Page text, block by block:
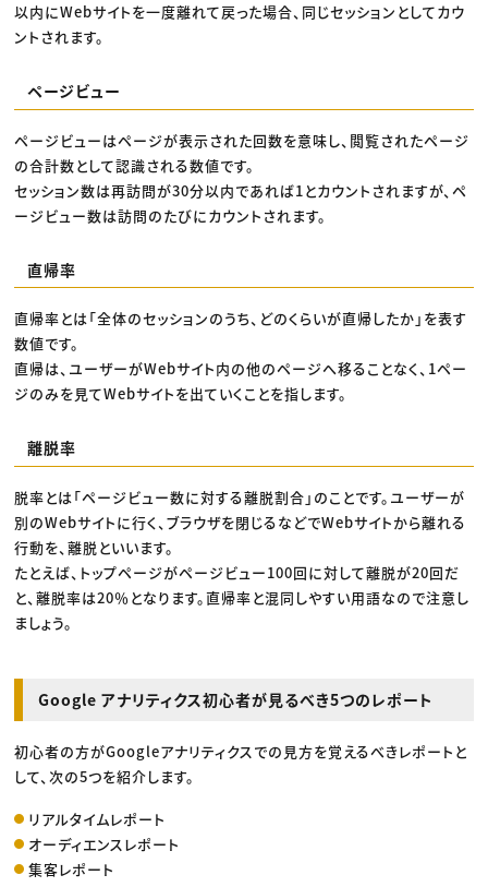
以内にWebサイトを一度離れて戻った場合、同じセッションとしてカウ
ントされます。
ページビュー
ページビューはページが表示された回数を意味し、閲覧されたページ
の合計数として認識される数値です。
セッション数は再訪問が30分以内であれば1とカウントされますが、ペ
ージビュー数は訪問のたびにカウントされます。
直帰率
直帰率とは「全体のセッションのうち、どのくらいが直帰したか」を表す
数値です。
直帰は、ユーザーがWebサイト内の他のページへ移ることなく、1ペー
ジのみを見てWebサイトを出ていくことを指します。
離脱率
脱率とは「ページビュー数に対する離脱割合」のことです。ユーザーが
別のWebサイトに行く、ブラウザを閉じるなどでWebサイトから離れる
行動を、離脱といいます。
たとえば、トップページがページビュー100回に対して離脱が20回だ
と、離脱率は20％となります。直帰率と混同しやすい用語なので注意し
ましょう。
Google アナリティクス初心者が見るべき5つのレポート
初心者の方がGoogleアナリティクスでの見方を覚えるべきレポートと
して、次の5つを紹介します。
リアルタイムレポート
オーディエンスレポート
集客レポート